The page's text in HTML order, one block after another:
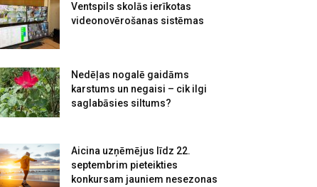
Ventspils skolās ierīkotas
videonovērošanas sistēmas
Nedēļas nogalē gaidāms
karstums un negaisi – cik ilgi
saglabāsies siltums?
Aicina uzņēmējus līdz 22.
septembrim pieteikties
konkursam jauniem nesezonas